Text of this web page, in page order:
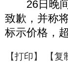
26日晚间
致歉，并称
标示价格，
【打印】 【复